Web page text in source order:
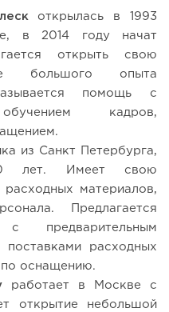
открылась в 1993
в 2014 году начат
открыть свою
большого опыта
помощь с
кадров,
из Санкт Петербурга,
лет. Имеет свою
материалов,
Предлагается
предварительным
поставками расходных
оснащению.
работает в Москве с
открытие небольшой